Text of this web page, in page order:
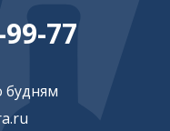
77
будням